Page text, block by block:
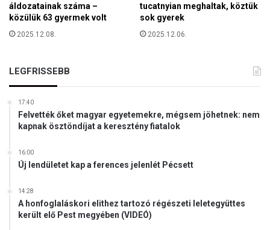
e
k
e
v
áldozatainak száma –
közülük 63 gyermek volt
2025.12.08.
tucatnyian meghaltak, köztük
sok gyerek
2025.12.06.
LEGFRISSEBB
17:40
Felvették őket magyar egyetemekre, mégsem jöhetnek: nem
kapnak ösztöndíjat a keresztény fiatalok
16:00
Új lendületet kap a ferences jelenlét Pécsett
14:28
A honfoglaláskori elithez tartozó régészeti leletegyüttes
került elő Pest megyében (VIDEÓ)